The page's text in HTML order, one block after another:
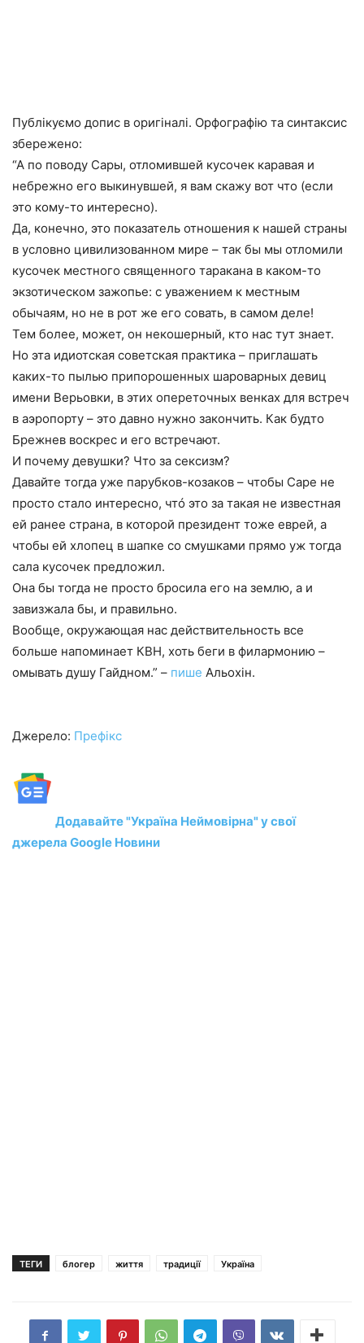
Публікуємо допис в оригіналі. Орфографію та синтаксис
збережено:
“А по поводу Сары, отломившей кусочек каравая и
небрежно его выкинувшей, я вам скажу вот что (если
это кому-то интересно).
Да, конечно, это показатель отношения к нашей страны
в условно цивилизованном мире – так бы мы отломили
кусочек местного священного таракана в каком-то
экзотическом зажопье: с уважением к местным
обычаям, но не в рот же его совать, в самом деле!
Тем более, может, он некошерный, кто нас тут знает.
Но эта идиотская советская практика – приглашать
каких-то пылью припорошенных шароварных девиц
имени Верьовки, в этих опереточных венках для встреч
в аэропорту – это давно нужно закончить. Как будто
Брежнев воскрес и его встречают.
И почему девушки? Что за сексизм?
Давайте тогда уже парубков-козаков – чтобы Саре не
просто стало интересно, чтó это за такая не известная
ей ранее страна, в которой президент тоже еврей, а
чтобы ей хлопец в шапке со смушками прямо уж тогда
сала кусочек предложил.
Она бы тогда не просто бросила его на землю, а и
завизжала бы, и правильно.
Вообще, окружающая нас действительность все
больше напоминает КВН, хоть беги в филармонию –
омывать душу Гайдном.” – пише Альохін.
Джерело: Префікс
Додавайте "Україна Неймовірна" у свої
джерела Google Новини
ТЕГИ блогер життя традиції Україна